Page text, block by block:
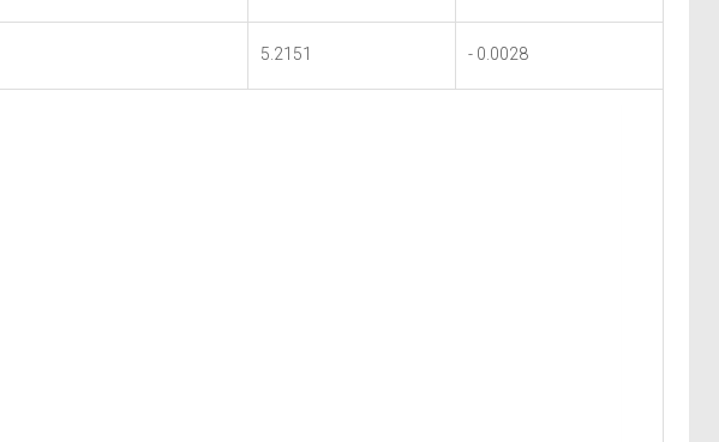
5.2151 - 0.0028